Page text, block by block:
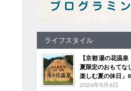
ライフスタイル
【京都 湯の花温泉
夏限定のおもてな
楽しむ夏の休日」
2026年8月6日